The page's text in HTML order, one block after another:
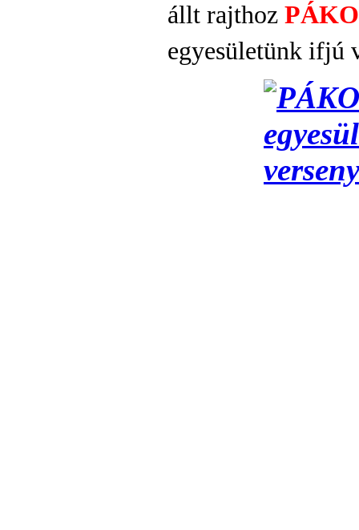
állt rajthoz
egyesületünk ifjú